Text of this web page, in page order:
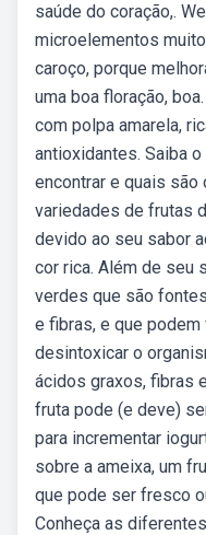
saúde do coração,.
microelementos
caroço, porque
uma boa floração,
com polpa amarela,
antioxidantes. Saiba
encontrar e quais
variedades de frutas
devido ao seu sabor
cor rica. Além de seu
verdes que são
e fibras, e que
desintoxicar o
ácidos graxos, fibras
fruta pode (e deve)
para incrementar
sobre a ameixa, um
que pode ser fresco
Conheça as